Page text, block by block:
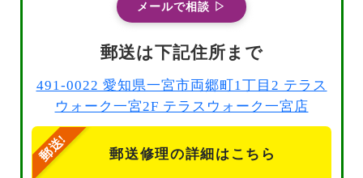
メールで相談 ▷
郵送は下記住所まで
491-0022 愛知県一宮市両郷町1丁目2 テラス
ウォーク一宮2F テラスウォーク一宮店
郵送修理の詳細はこちら